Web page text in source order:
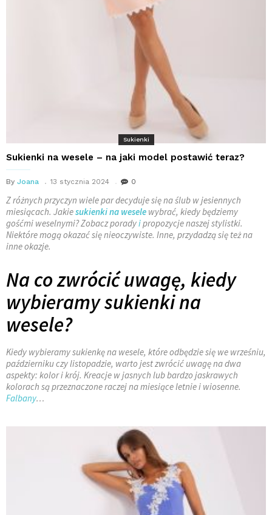
Sukienki
Sukienki na wesele – na jaki model postawić teraz?
By Joana 13 stycznia 2024 0
Z różnych przyczyn wiele par decyduje się na ślub w jesiennych
miesiącach. Jakiesukienki na wesele wybrać, kiedy będziemy
gośćmi weselnymi? Zobacz poradyipropozycje naszej stylistki.
Niektóre mogą okazać się nieoczywiste. Inne, przydadzą się też na
inne okazje.
Na co zwrócić uwagę, kiedy
wybieramy sukienki na
wesele?
Kiedy wybieramy sukienkę na wesele, które odbędzie się we wrześniu,
październiku czy listopadzie, warto jest zwrócić uwagę na dwa
aspekty: kolor i krój. Kreacje w jasnych lub bardzo jaskrawych
kolorach są przeznaczone raczej na miesiące letnie i wiosenne.
Falbany…